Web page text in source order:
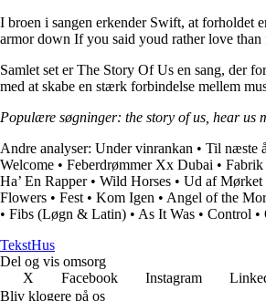
I broen i sangen erkender Swift, at forholdet
armor down If you said youd rather love
Samlet set er The Story Of Us en sang, der
med at skabe en stærk forbindelse mellem
Populære søgninger: the story of us, hear us
Andre analyser: Under vinrankan • Til næste
Welcome • Feberdrømmer Xx Dubai • Fabrik
Ha’ En Rapper• Wild Horses • Ud af Mørket
Flowers • Fest • Kom Igen • Angel of the
• Fibs (Løgn & Latin) • As It Was • Control •
TekstHus
Del og vis omsorg
X
Facebook Instagram
Bliv klogere på os